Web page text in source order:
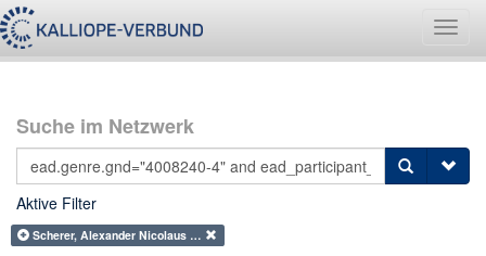
Suche im Netzwerk
Aktive Filter
Scherer, Alexander Nicolaus …